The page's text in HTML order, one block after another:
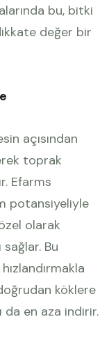
bu, bitki
değer bir
açısından
toprak
Efarms
potansiyeliyle
olarak
Bu
köklere
da en aza indirir.